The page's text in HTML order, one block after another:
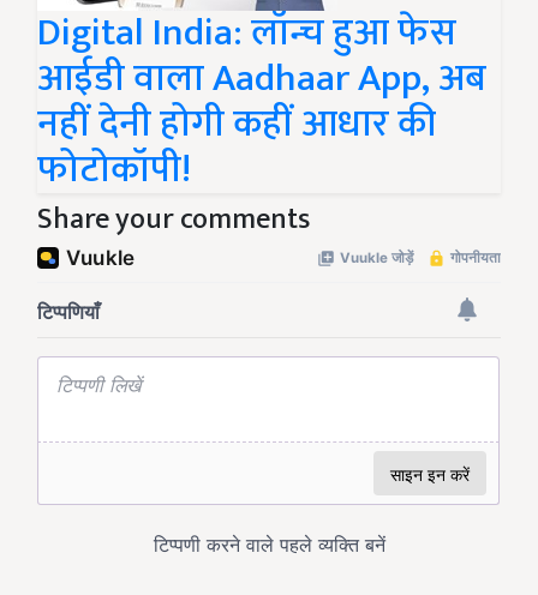
Digital India: लॉन्च हुआ फेस
आईडी वाला Aadhaar App, अब
नहीं देनी होगी कहीं आधार की
फोटोकॉपी!
Share your comments